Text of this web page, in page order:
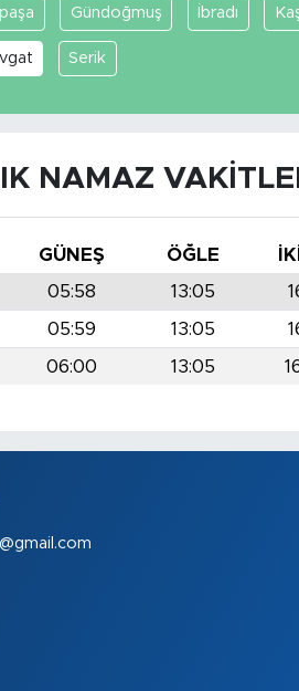
Gündoğmuş İbradı
Serik
NAMAZ
GÜNEŞ ÖĞLE
05:58 13:05
05:59 13:05
06:00 13:05